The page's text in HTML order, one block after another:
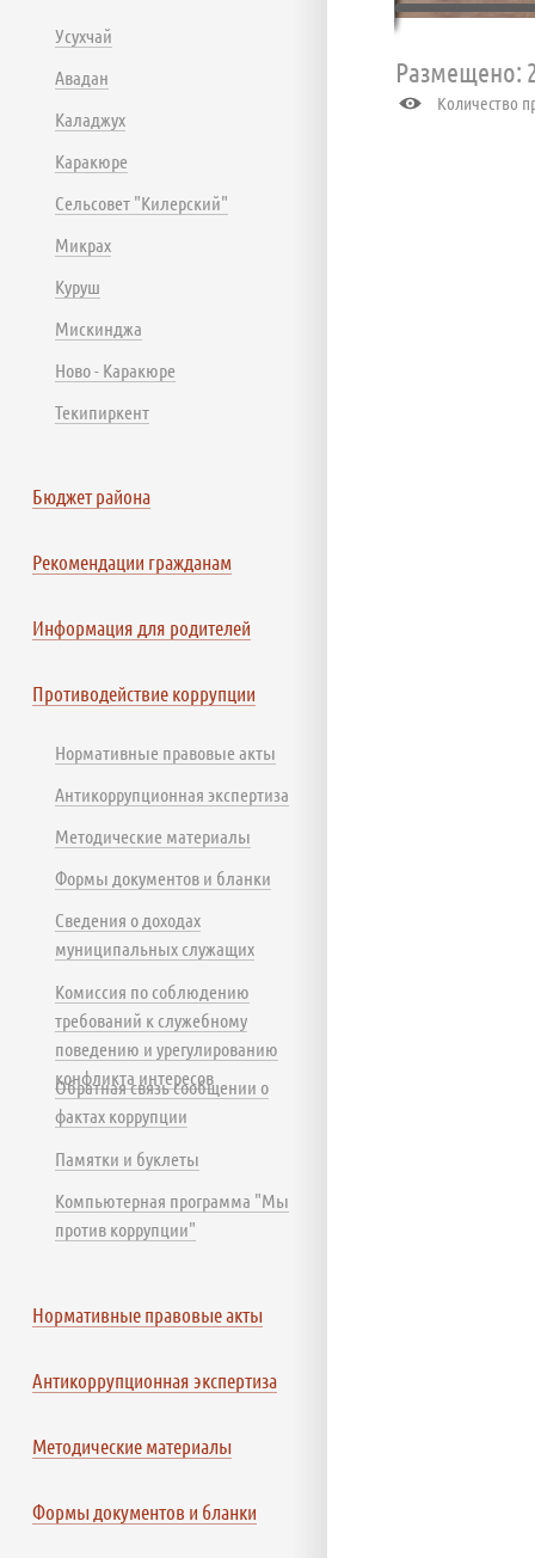
Размещено:
Количество
Усухчай
Авадан
Каладжух
Каракюре
Сельсовет "Килерский"
Микрах
Куруш
Мискинджа
Ново - Каракюре
Текипиркент
Бюджет района
Рекомендации гражданам
Информация для родителей
Противодействие коррупции
Нормативные правовые акты
Антикоррупционная экспертиза
Методические материалы
Формы документов и бланки
Сведения о доходах
муниципальных служащих
Комиссия по соблюдению
требований к служебному
поведению и урегулированию
конфликта интересов
Обратная связь сообщении о
фактах коррупции
Памятки и буклеты
Компьютерная программа "Мы
против коррупции"
Нормативные правовые акты
Антикоррупционная экспертиза
Методические материалы
Формы документов и бланки